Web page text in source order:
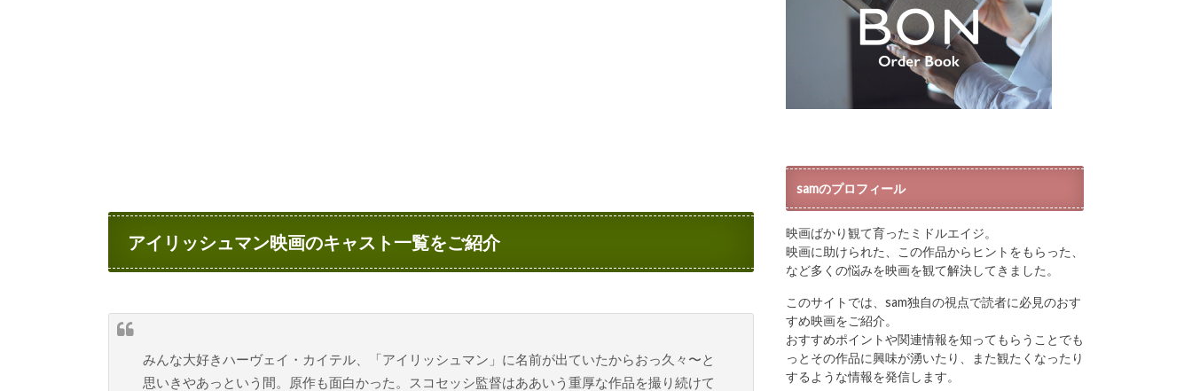
アイリッシュマン映画のキャスト一覧をご紹介
みんな大好きハーヴェイ・カイテル、「アイリッシュマン」に名前が出ていたからおっ久々〜と
思いきやあっという間。原作も面白かった。スコセッシ監督はああいう重厚な作品を撮り続けて
samのプロフィール
映画ばかり観て育ったミドルエイジ。
映画に助けられた、この作品からヒントをもらった、
など多くの悩みを映画を観て解決してきました。
このサイトでは、sam独自の視点で読者に必見のおす
すめ映画をご紹介。
おすすめポイントや関連情報を知ってもらうことでも
っとその作品に興味が湧いたり、また観たくなったり
するような情報を発信します。